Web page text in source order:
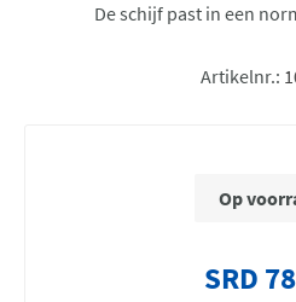
De schijf past in een
Artikelnr.:
Op
SRD